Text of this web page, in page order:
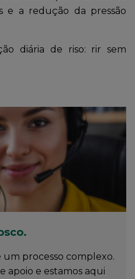
e a redução da pressão
diária de riso: rir sem
processo complexo.
apoio e estamos aqui